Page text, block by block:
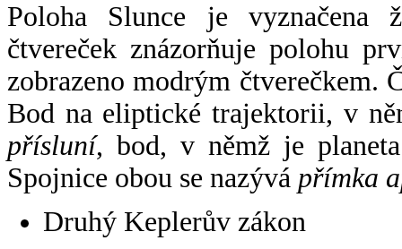
Poloha Slunce je vyznačena
čtvereček znázorňuje polohu
zobrazeno modrým čtverečkem.
Bod na eliptické trajektorii, v
přísluní, bod, v němž je
Spojnice obou se nazývá přímka
Druhý Keplerův zákon